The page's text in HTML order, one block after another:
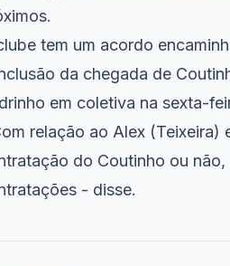
tem um acordo
da chegada de
em coletiva na sexta-
relação ao Alex (Teixeira)
do Coutinho ou
- disse.